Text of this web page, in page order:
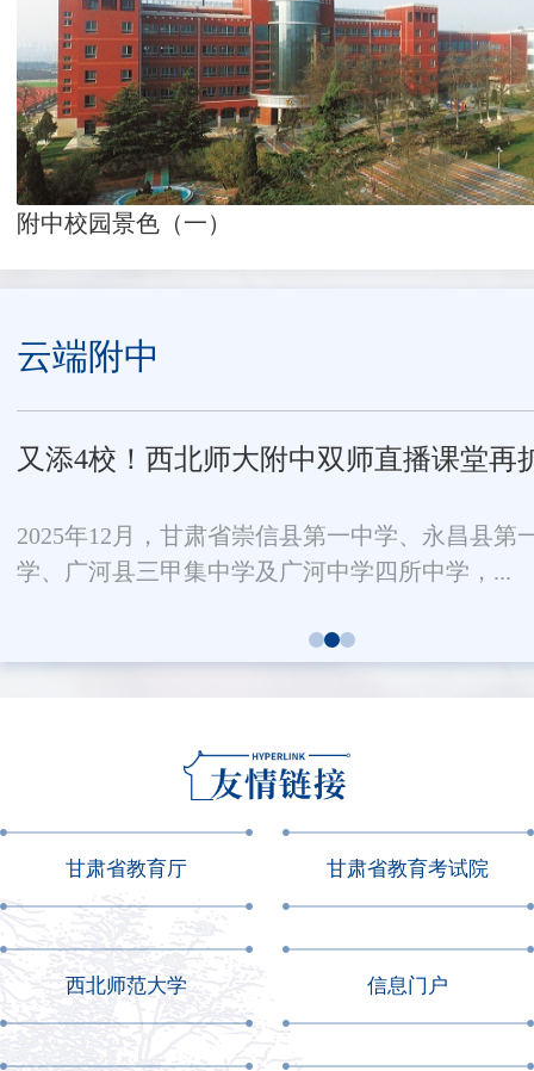
附中校园景色（一）
云端附中
又添4校！西北师大附中双师直播课堂再
2025年12月，甘肃省崇信县第一中学、永昌县第
学、广河县三甲集中学及广河中学四所中学，...
甘肃省教育厅 甘肃省教育考试院
西北师范大学 信息门户